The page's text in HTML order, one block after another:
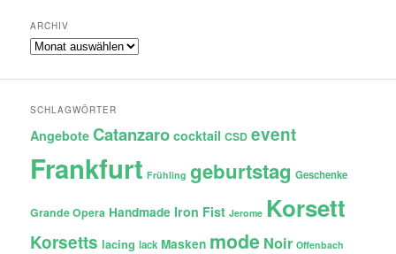
ARCHIV
Archiv
SCHLAGWÖRTER
Angebote Catanzaro cocktail CSD event
Frankfurt Frühling geburtstag Geschenke
Grande Opera Handmade Iron Fist Jerome Korsett
Korsetts lacing lack Masken mode Noir Offenbach